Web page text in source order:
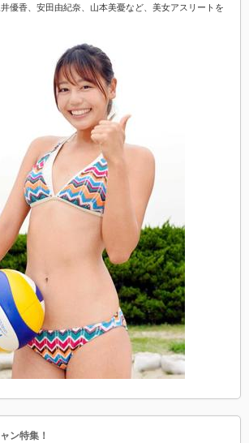
優香、安田由紀奈、山本美憂など、美女アスリートを
ン特集！